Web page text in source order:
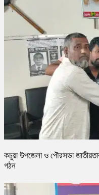
কচুয়া উপজেলা ও পৌরসভা
গঠন